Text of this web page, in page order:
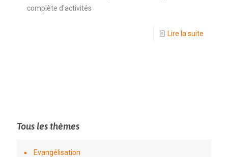
complète d'activités
Lire la suite
Tous les thèmes
Evangélisation